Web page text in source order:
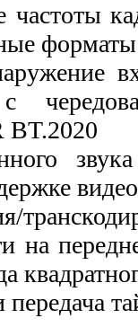
частоты
BT.2020
видео
на